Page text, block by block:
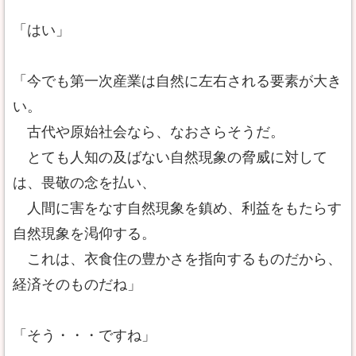
「はい」
「今でも第一次産業は自然に左右される要素が大き
い。
古代や原始社会なら、なおさらそうだ。
とても人知の及ばない自然現象の脅威に対して
は、畏敬の念を払い、
人間に害をなす自然現象を鎮め、利益をもたらす
自然現象を渇仰する。
これは、衣食住の豊かさを指向するものだから、
経済そのものだね」
「そう・・・ですね」